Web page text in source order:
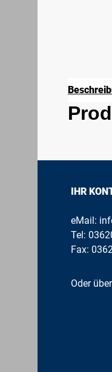
IHR
eMail:
Tel:
Fax:
Oder